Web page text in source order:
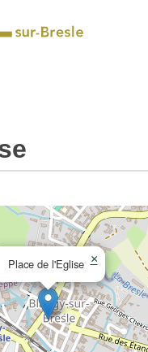
Place de l'Eglise ×